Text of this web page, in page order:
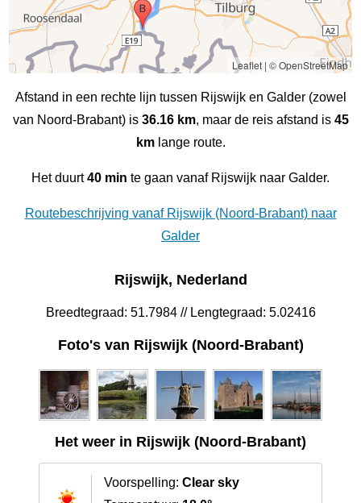
Leaflet| © OpenStreetMap
Afstand in een rechte lijn tussen Rijswijk en Galder (zowel
van Noord-Brabant) is 36.16 km, maar de reis afstand is 45
kmlange route.
Het duurt40 min te gaan vanaf Rijswijk naar Galder.
Routebeschrijving vanaf Rijswijk (Noord-Brabant) naar
Galder
Rijswijk, Nederland
Breedtegraad: 51.7984 // Lengtegraad: 5.02416
Foto's van Rijswijk (Noord-Brabant)
Het weer in Rijswijk (Noord-Brabant)
Voorspelling: Clear sky